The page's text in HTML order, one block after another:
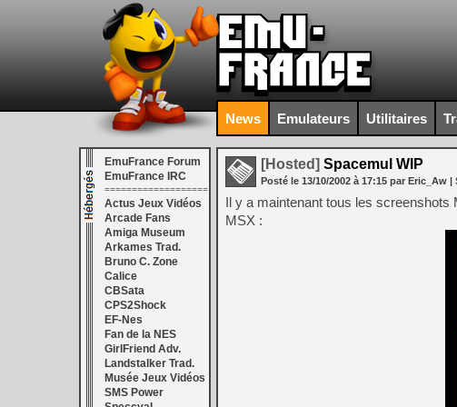
News Emulateurs Utilitaires
EmuFrance Forum
EmuFrance IRC
===================
Actus Jeux Vidéos
Arcade Fans
Amiga Museum
Arkames Trad.
Bruno C. Zone
Calice
CBSata
CPS2Shock
EF-Nes
Fan de la NES
GirlFriend Adv.
Landstalker Trad.
Musée Jeux Vidéos
SMS Power
[Hosted] Spacemul WIP
Posté le 13/10/2002 à 17:15 par Eric_Aw |
Il y a maintenant tous les
MSX :